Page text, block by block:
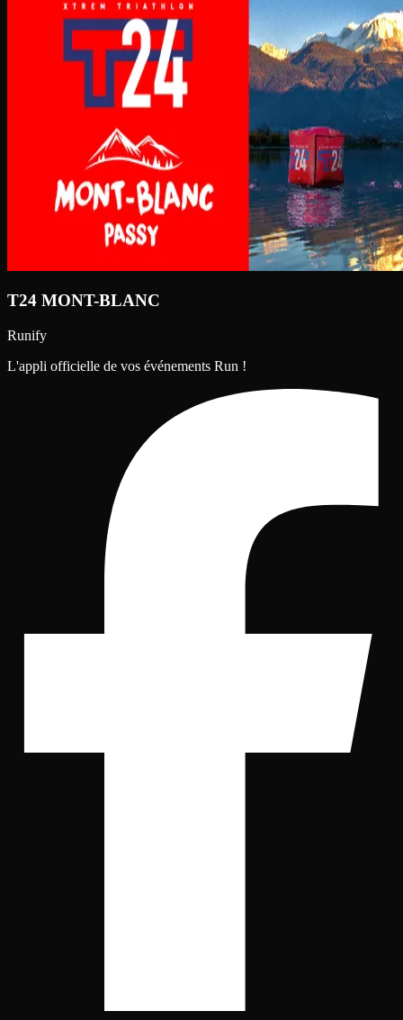
T24 MONT-BLANC
Runify
L'appli officielle de vos événements Run !